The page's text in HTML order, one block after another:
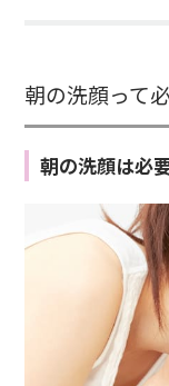
朝の洗顔って
朝の洗顔は必